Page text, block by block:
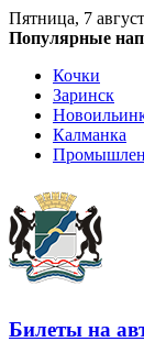
Пятница, 7
Популярные
Кочки
Заринск
Калманка
Билеты на